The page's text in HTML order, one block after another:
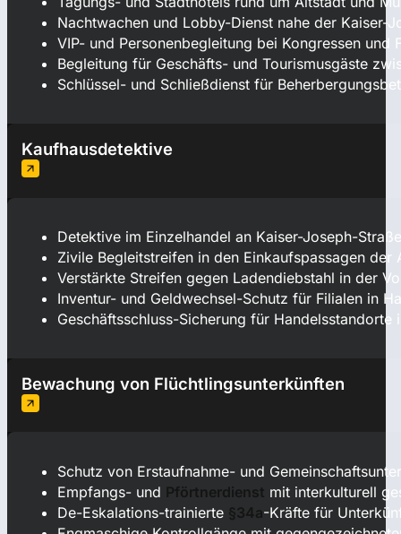
Nachtwachen und Lobby-Dienst nahe der Kaiser-
VIP- und Personenbegleitung bei Kongressen und
Begleitung für Geschäfts- und Tourismusgäste
Schlüssel- und Schließdienst für
Kaufhausdetektive
Detektive im Einzelhandel an Kaiser-Joseph-
Zivile Begleitstreifen in den Einkaufspassagen der
Verstärkte Streifen gegen Ladendiebstahl in der
Inventur- und Geldwechsel-Schutz für Filialen in
Geschäftsschluss-Sicherung für Handelsstandorte
Bewachung von Flüchtlingsunterkünften
Schutz von Erstaufnahme- und
Empfangs- und Pförtnerdienst mit interkulturell
De-Eskalations-trainierte §34a-Kräfte für